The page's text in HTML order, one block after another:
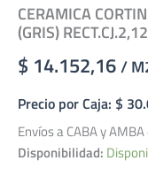
CERAMICA
(GRIS)
$ 14.152,16/
Precio por Caja: $
Envíos a CABA y
Disponibilidad: